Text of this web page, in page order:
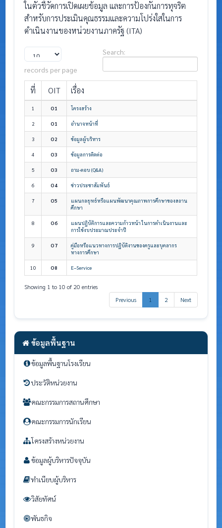
ข้อมูลพื้นฐาน
ข้อมูลพื้นฐานโรงเรียน
ประวัติหน่วยงาน
คณะกรรมการสถานศึกษา
คณะกรรมการนักเรียน
โครงสร้างหน่วยงาน
ข้อมูลผู้บริหารปัจจุบัน
ทำเนียบผู้บริหาร
วิสัยทัศน์
พันธกิจ
ในตัวชี้วัดการเปิดเผยข้อมูล และการป้องกันการทุจริต
สำหรับการประเมินคุณธรรมและความโปร่งใสในการ
ดำเนินงานของหน่วยงานภาครัฐ (ITA)
records per page
Search:
ที่ OIT เรื่อง
1 O1 โครงสร้าง
2 O1 อำนาจหน้าที่
3 O2 ข้อมูลผู้บริหาร
4 O3 ข้อมูลการติดต่อ
5 O3 ถาม-ตอบ (Q&A)
6 O4 ข่าวประชาสัมพันธ์
7 O5
แผนกลยุทธ์หรือแผนพัฒนาคุณภาพการศึกษาของสถาน
ศึกษา
8 O6
แผนปฎิบัติการและความก้าวหน้า ในการดำเนินงานและ
การใช้งบประมาณประจำปี
9 O7
คู่มือหรือแนวทางการปฏิบัติงานของครูและบุคลากร
ทางการศึกษา
10 O8 E–Service
Showing 1 to 10 of 20 entries
Previous
1 2 Next